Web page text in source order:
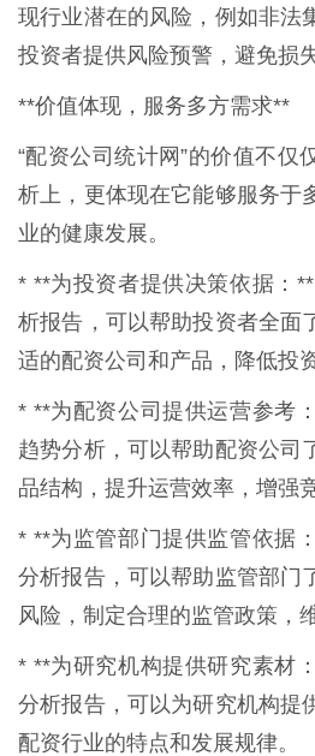
现行业潜在的风险，例如非法
投资者提供风险预警，避免损失
**价值体现，服务多方需求**
“配资公司统计网”的价值不仅
析上，更体现在它能够服务于
业的健康发展。
* **为投资者提供决策依据：
析报告，可以帮助投资者全面
适的配资公司和产品，降低投
* **为配资公司提供运营参考
趋势分析，可以帮助配资公司
品结构，提升运营效率，增强
* **为监管部门提供监管依据
分析报告，可以帮助监管部门
风险，制定合理的监管政策，
* **为研究机构提供研究素材
分析报告，可以为研究机构提
配资行业的特点和发展规律。